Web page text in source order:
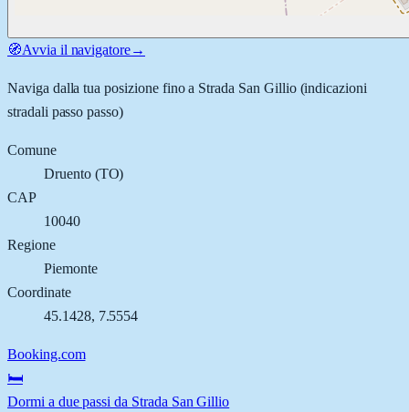
🧭Avvia il navigatore→
Naviga dalla tua posizione fino a Strada San Gillio(indicazioni
stradali passo passo)
Comune
Druento(TO)
CAP
10040
Regione
Piemonte
Coordinate
45.1428, 7.5554
Booking.com
🛏️
Dormi a due passi da Strada San Gillio